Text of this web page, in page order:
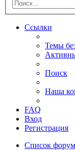
Ссылки
Темы
Поиск
Наша
FAQ
Вход
Регистрация
Список